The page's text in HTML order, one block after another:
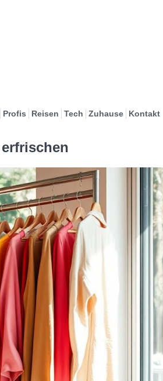
Profis Reisen Tech Zuhause Kontakt